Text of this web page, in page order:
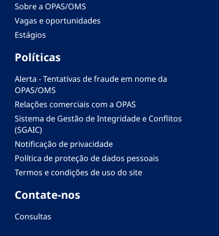
Sobre a OPAS/OMS
Vagas e oportunidades
Estágios
Políticas
Alerta - Tentativas de fraude em nome da
OPAS/OMS
Relações comerciais com a OPAS
Sistema de Gestão de Integridade e Conflitos
(SGAIC)
Notificação de privacidade
Política de proteção de dados pessoais
Termos e condições de uso do site
Contate-nos
Consultas